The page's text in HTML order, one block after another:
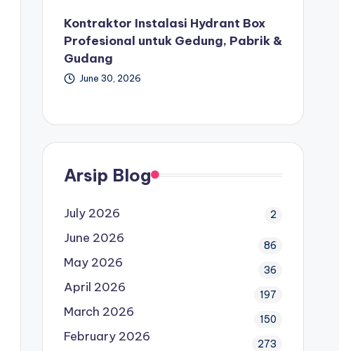
Kontraktor Instalasi Hydrant Box
Profesional untuk Gedung, Pabrik &
Gudang
June 30, 2026
Arsip Blog
July 2026 2
June 2026 86
May 2026 36
April 2026 197
March 2026 150
February 2026 273